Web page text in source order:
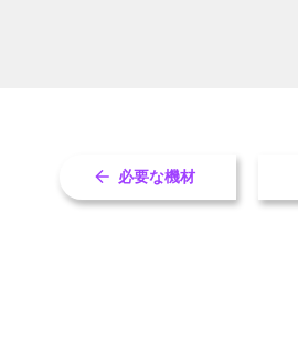
必要な機材